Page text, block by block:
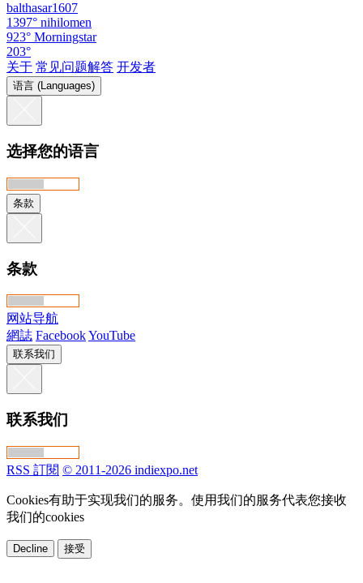
balthasar1607
1397° nihilomen
923° Morningstar
203°
关于 常见问题解答 开发者
语言 (Languages)
选择您的语言
条款
条款
网站导航
網誌 FacebookYouTube
联系我们
联系我们
RSS 訂閱 © 2011-2026 indiexpo.net
Cookies有助于实现我们的服务。使用我们的服务代表您接收
我们的cookies
Decline 接受